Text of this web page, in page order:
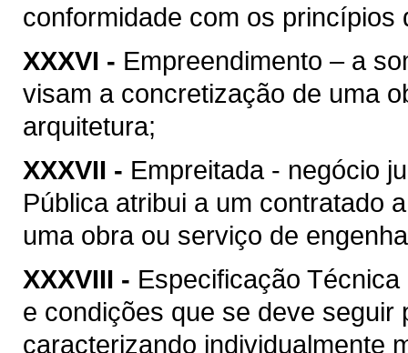
conformidade com os
XXXVI - Empreendimento – a
visam a concretização de uma
arquitetura;
XXXVII - Empreitada - negócio
Pública atribui a um contratado
uma obra ou serviço de
XXXVIII - Especificação
e condições que se deve seguir
caracterizando individualmente